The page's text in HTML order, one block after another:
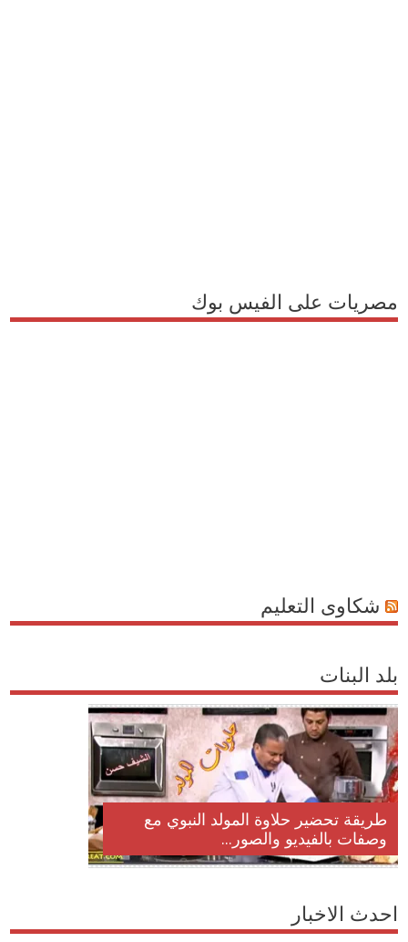
مصريات على الفيس بوك
شكاوى التعليم
بلد البنات
طريقة تحضير حلاوة المولد النبوي مع
وصفات بالفيديو والصور...
احدث الاخبار